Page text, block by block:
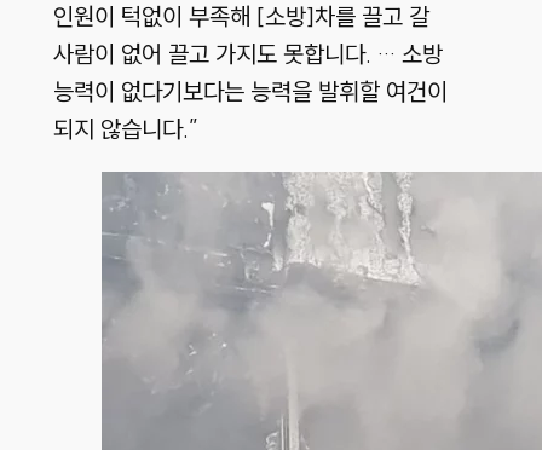
인원이 턱없이 부족해 [소방]차를 끌고 갈
사람이 없어 끌고 가지도 못합니다. … 소방
능력이 없다기보다는 능력을 발휘할 여건이
되지 않습니다.”